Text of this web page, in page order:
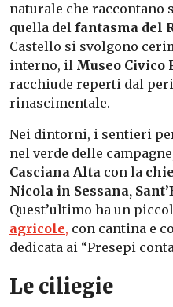
naturale che raccontano
quella del fantasma del
Castello si svolgono
interno, il Museo
racchiude reperti dal
rinascimentale.
Nei dintorni, i sentieri
nel verde delle
Casciana Alta con la
Nicola in Sessana,
Quest’ultimo ha un
agricole, con cantina e
dedicata ai “Presepi
Le ciliegie